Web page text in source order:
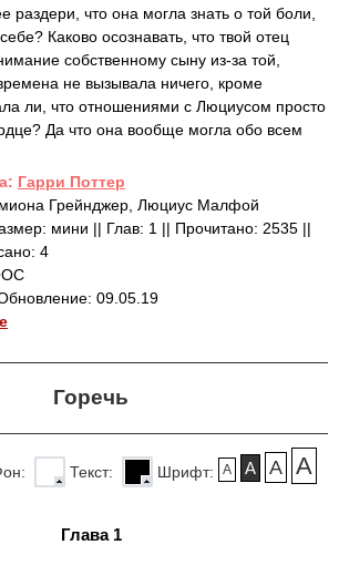
раздери, что она могла знать о той боли,
Каково осознавать, что твой отец
собственному сыну из-за той,
не вызывала ничего, кроме
ли, что отношениями с Люциусом просто
Да что она вообще могла обо всем
Гарри Поттер
Грейнджер, Люциус Малфой
мини || Глав: 1 || Прочитано: 2535 ||
4
09.05.19
Горечь
A A A A
Шрифт:
Текст:
Глава 1